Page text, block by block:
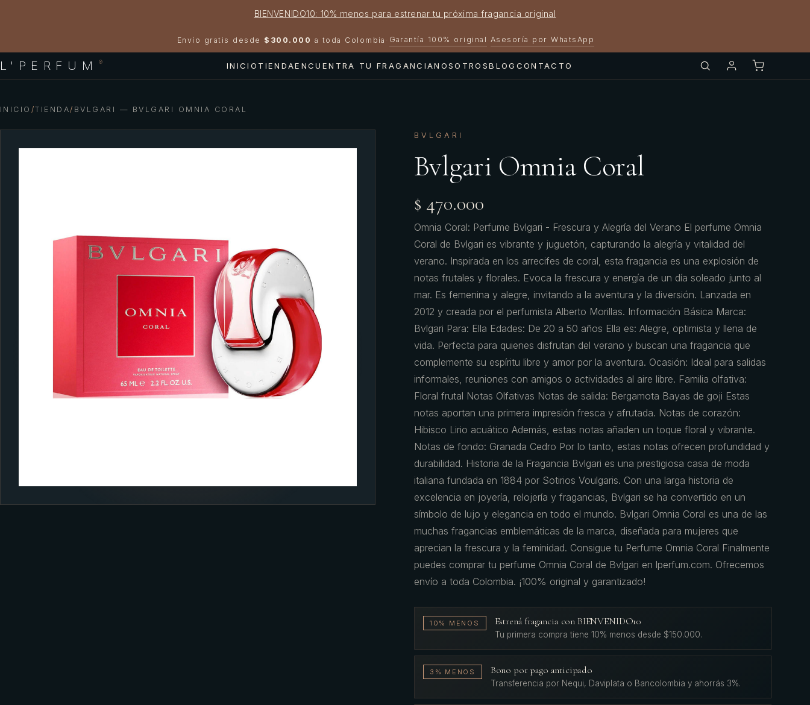
BIENVENIDO10: 10% menos para estrenar tu próxima fragancia original
Envío gratis desde $300.000 a toda Colombia · Garantía 100% original · Asesoría por WhatsApp
L'PERFUM ® INICIO TIENDAENCUENTRA TU FRAGANCIANOSOTROSBLOG CONTACTO
INICIO /TIENDA/ BVLGARI — BVLGARI OMNIA CORAL
BVLGARI
Bvlgari Omnia Coral
$ 470.000
Omnia Coral: Perfume Bvlgari - Frescura y Alegría del Verano El perfume Omnia
Coral de Bvlgari es vibrante y juguetón, capturando la alegría y vitalidad del
verano. Inspirada en los arrecifes de coral, esta fragancia es una explosión de
notas frutales y florales. Evoca la frescura y energía de un día soleado junto al
mar. Es femenina y alegre, invitando a la aventura y la diversión. Lanzada en
2012 y creada por el perfumista Alberto Morillas. Información Básica Marca:
Bvlgari Para: Ella Edades: De 20 a 50 años Ella es: Alegre, optimista y llena de
vida. Perfecta para quienes disfrutan del verano y buscan una fragancia que
complemente su espíritu libre y amor por la aventura. Ocasión: Ideal para salidas
informales, reuniones con amigos o actividades al aire libre. Familia olfativa:
Floral frutal Notas Olfativas Notas de salida: Bergamota Bayas de goji Estas
notas aportan una primera impresión fresca y afrutada. Notas de corazón:
Hibisco Lirio acuático Además, estas notas añaden un toque floral y vibrante.
Notas de fondo: Granada Cedro Por lo tanto, estas notas ofrecen profundidad y
durabilidad. Historia de la Fragancia Bvlgari es una prestigiosa casa de moda
italiana fundada en 1884 por Sotirios Voulgaris. Con una larga historia de
excelencia en joyería, relojería y fragancias, Bvlgari se ha convertido en un
símbolo de lujo y elegancia en todo el mundo. Bvlgari Omnia Coral es una de las
muchas fragancias emblemáticas de la marca, diseñada para mujeres que
aprecian la frescura y la feminidad. Consigue tu Perfume Omnia Coral Finalmente
puedes comprar tu perfume Omnia Coral de Bvlgari en lperfum.com. Ofrecemos
envío a toda Colombia. ¡100% original y garantizado!
10% MENOS Estrená fragancia con BIENVENIDO10
Tu primera compra tiene 10% menos desde $150.000.
3% MENOS Bono por pago anticipado
Transferencia por Nequi, Daviplata o Bancolombia y ahorrás 3%.